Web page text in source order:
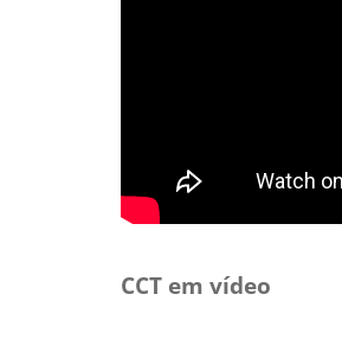
CCT em vídeo